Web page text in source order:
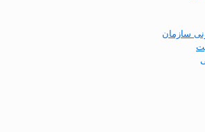
سازمان